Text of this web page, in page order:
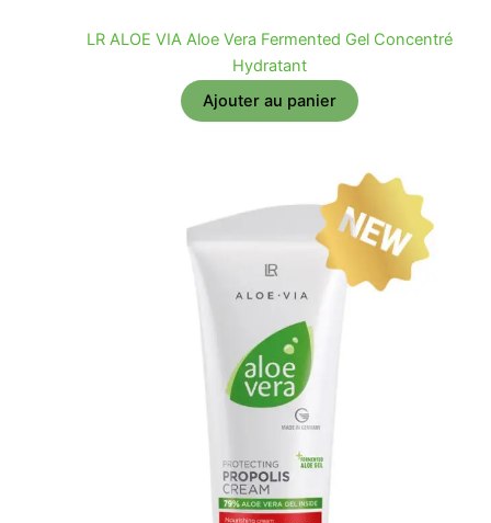
LR ALOE VIA Aloe Vera Fermented Gel Concentré
Hydratant
Ajouter au panier